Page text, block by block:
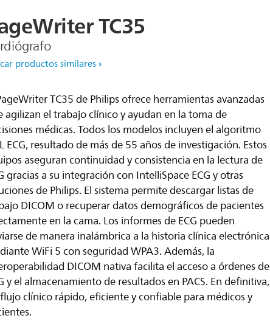
TC35
productos similares
TC35 de Philips ofrece herramientas avanzadas
agilizan el trabajo clínico y ayudan en la toma de
médicas. Todos los modelos incluyen el algoritmo
ECG, resultado de más de 55 años de investigación. Estos
aseguran continuidad y consistencia en la lectura de
gracias a su integración con IntelliSpace ECG y otras
de Philips. El sistema permite descargar listas de
DICOM o recuperar datos demográficos de pacientes
en la cama. Los informes de ECG pueden
de manera inalámbrica a la historia clínica electrónica
WiFi 5 con seguridad WPA3. Además, la
DICOM nativa facilita el acceso a órdenes de
y el almacenamiento de resultados en PACS. En definitiva,
clínico rápido, eficiente y confiable para médicos y